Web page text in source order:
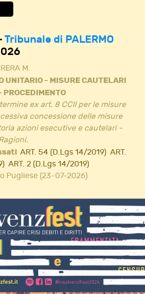
Tribunale di PALERMO
M.
UNITARIO - MISURE CAUTELARI
PROCEDIMENTO
ex art. 8 CCII per le misure
concessione delle misure
azioni esecutive e cautelari -
ART. 54 (D.Lgs 14/2019) ART.
ART. 2 (D.Lgs 14/2019)
Pugliese (23-07-2026)